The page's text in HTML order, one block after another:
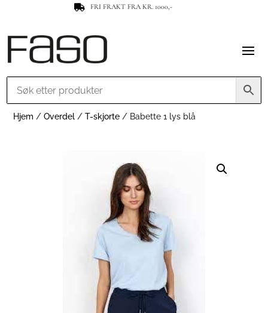
 FRI FRAKT FRA KR. 1000,-
Hjem /Overdel /T-skjorte / Babette 1 lys blå